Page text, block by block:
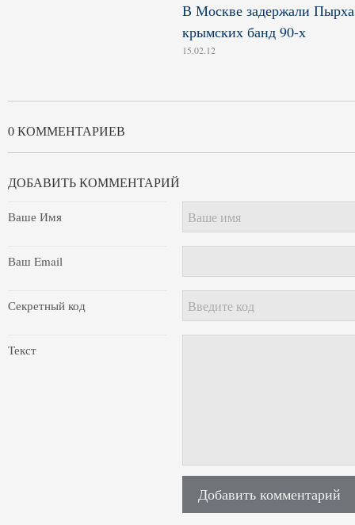
В Москве задержали
крымских банд 90-х
15.02.12
0 КОММЕНТАРИЕВ
ДОБАВИТЬ КОММЕНТАРИЙ
Ваше Имя
Ваш Email
Секретный код
Текст